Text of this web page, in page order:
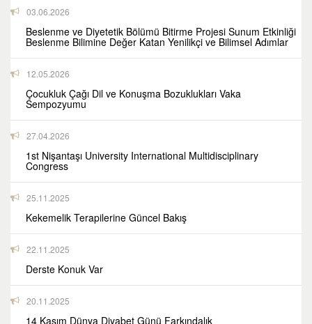
03.06.2026
Beslenme ve Diyetetik Bölümü Bitirme Projesi Sunum Etkinliği
Beslenme Bilimine Değer Katan Yenilikçi ve Bilimsel Adımlar
12.05.2026
Çocukluk Çağı Dil ve Konuşma Bozuklukları Vaka
Sempozyumu
27.04.2026
1st Nişantaşı University International Multidisciplinary
Congress
25.11.2025
Kekemelik Terapilerine Güncel Bakış
22.11.2025
Derste Konuk Var
20.11.2025
14 Kasım Dünya Diyabet Günü Farkındalık